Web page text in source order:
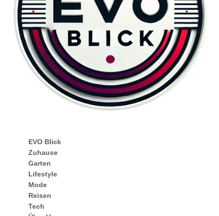
EVO Blick
Zuhause
Garten
Lifestyle
Mode
Reisen
Tech